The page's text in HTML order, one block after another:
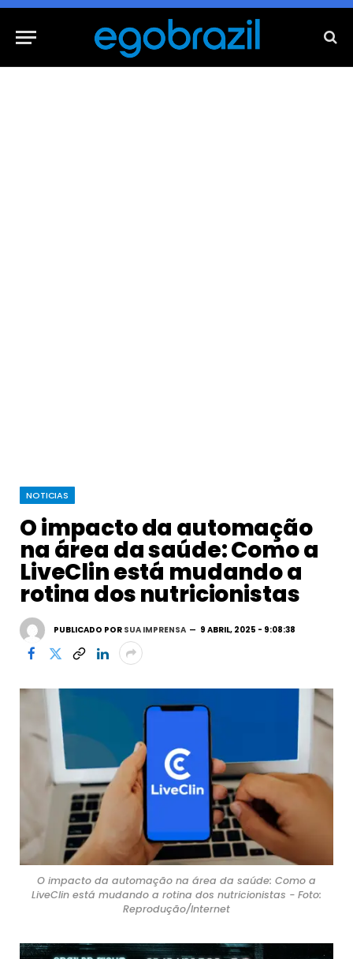
NOTICIAS
O impacto da automação
na área da saúde: Como a
LiveClin está mudando a
rotina dos nutricionistas
PUBLICADO POR SUA IMPRENSA 9 ABRIL, 2025 - 9:08:38
O impacto da automação na área da saúde: Como a
LiveClin está mudando a rotina dos nutricionistas - Foto:
Reprodução/Internet